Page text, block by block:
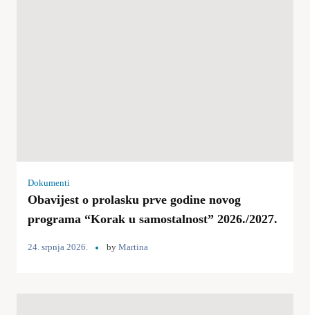
Dokumenti
Obavijest o prolasku prve godine novog
programa “Korak u samostalnost” 2026./2027.
24. srpnja 2026. by Martina